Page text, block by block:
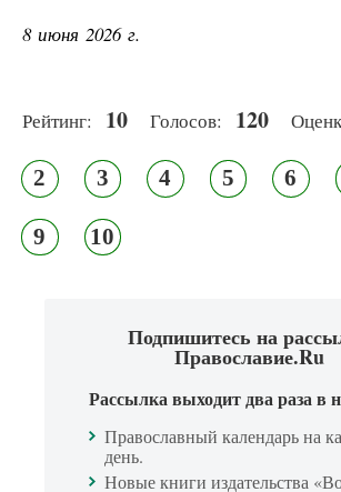
8 июня 2026 г.
Рейтинг: 10 Голосов: 120
2 3 4 5 6
9 10
Подпишитесь на
Православие.Ru
Рассылка выходит два раза в
Православный календарь на
день.
Новые книги издательства